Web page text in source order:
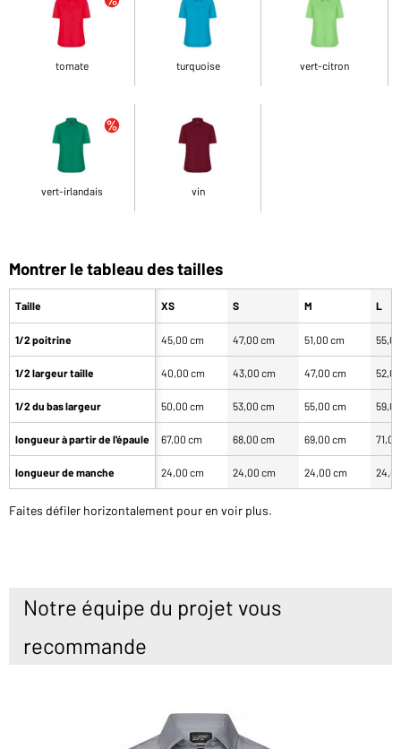
tomate turquoise vert-citron
vert-irlandais vin
Montrer le tableau des tailles
Taille
1/2 poitrine
1/2 largeur taille
1/2 du bas largeur
longueur à partir de l'épaule
longueur de manche
XS S M L
45,00 cm 47,00 cm 51,00 cm
40,00 cm 43,00 cm 47,00 cm
50,00 cm 53,00 cm 55,00 cm
67,00 cm 68,00 cm 69,00 cm
24,00 cm 24,00 cm 24,00 cm
Faites défiler horizontalement pour en voir plus.
Notre équipe du projet vous
recommande